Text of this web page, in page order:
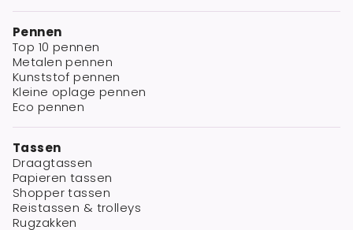
Pennen
Top 10 pennen
Metalen pennen
Kunststof pennen
Kleine oplage pennen
Eco pennen
Tassen
Draagtassen
Papieren tassen
Shopper tassen
Reistassen & trolleys
Rugzakken